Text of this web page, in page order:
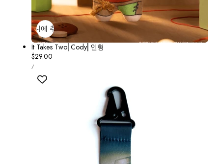
장바구니에 추가매진
It Takes Two⎢Cody⎢인형
정
가
$29.00
단
가/당